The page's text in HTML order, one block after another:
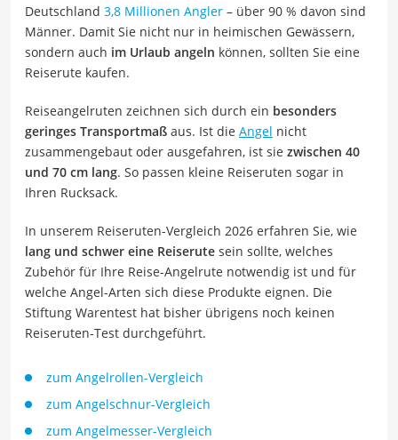
Deutschland 3,8 Millionen Angler – über 90 % davon sind
Männer. Damit Sie nicht nur in heimischen Gewässern,
sondern auch im Urlaub angeln können, sollten Sie eine
Reiserute kaufen.
Reiseangelruten zeichnen sich durch ein besonders
geringes Transportmaß aus. Ist die Angel nicht
zusammengebaut oder ausgefahren, ist sie zwischen 40
und 70 cm lang. So passen kleine Reiseruten sogar in
Ihren Rucksack.
In unserem Reiseruten-Vergleich 2026 erfahren Sie, wie
lang und schwer eine Reiserute sein sollte, welches
Zubehör für Ihre Reise-Angelrute notwendig ist und für
welche Angel-Arten sich diese Produkte eignen. Die
Stiftung Warentest hat bisher übrigens noch keinen
Reiseruten-Test durchgeführt.
zum Angelrollen-Vergleich
zum Angelschnur-Vergleich
zum Angelmesser-Vergleich